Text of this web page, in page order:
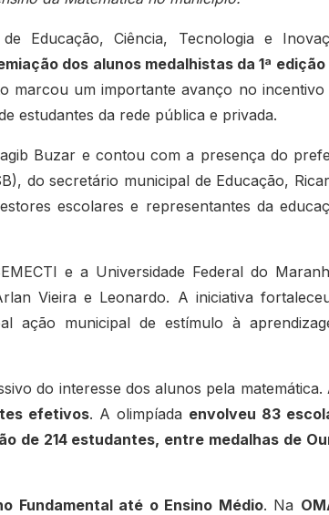
Educação, Ciência, Tecnologia e
dos alunos medalhistas da 1ª edição
marcou um importante avanço no incentivo
estudantes da rede pública e privada.
Buzar e contou com a presença do
do secretário municipal de Educação,
escolares e representantes da
e a Universidade Federal do
Vieira e Leonardo. A iniciativa
ação municipal de estímulo à
do interesse dos alunos pela matemática.
efetivos. A olimpíada envolveu 83
de 214 estudantes, entre medalhas de
Fundamental até o Ensino Médio. Na